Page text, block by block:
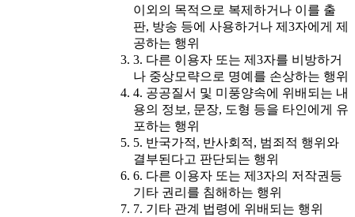
이외의 목적으로 복제하거나 이를 출
판, 방송 등에 사용하거나 제3자에게 제
공하는 행위
3. 다른 이용자 또는 제3자를 비방하거
나 중상모략으로 명예를 손상하는 행위
4. 공공질서 및 미풍양속에 위배되는 내
용의 정보, 문장, 도형 등을 타인에게 유
포하는 행위
5. 반국가적, 반사회적, 범죄적 행위와
결부된다고 판단되는 행위
6. 다른 이용자 또는 제3자의 저작권등
기타 권리를 침해하는 행위
7. 기타 관계 법령에 위배되는 행위